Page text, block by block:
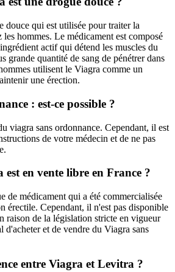
douce qui est utilisée pour traiter la
hommes. Le médicament est composé
actif qui détend les muscles du
grande quantité de sang de pénétrer dans
utilisent le Viagra comme un
une érection.
: est-ce possible ?
viagra sans ordonnance. Cependant, il est
de votre médecin et de ne pas
est en vente libre en France ?
de médicament qui a été commercialisée
érectile. Cependant, il n'est pas disponible
raison de la législation stricte en vigueur
d'acheter et de vendre du Viagra sans
entre Viagra et Levitra ?